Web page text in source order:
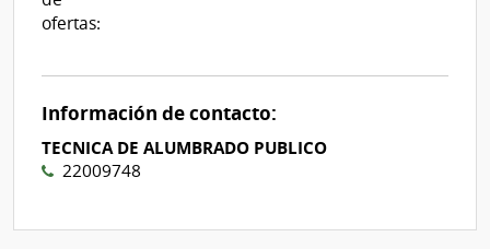
ofertas:
Información de contacto:
TECNICA DE ALUMBRADO PUBLICO
22009748